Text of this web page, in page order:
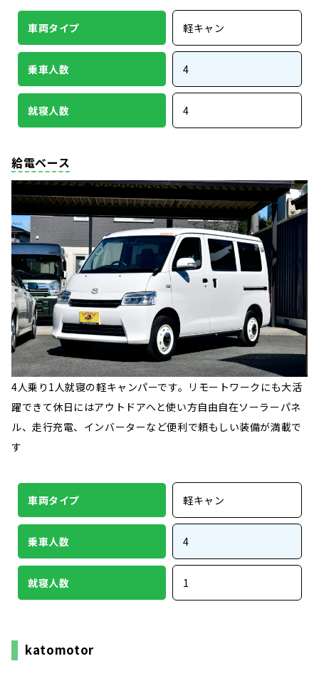
車両タイプ 軽キャン
乗車人数 4
就寝人数 4
給電ベース
4人乗り1人就寝の軽キャンパーです。リモートワークにも大活
躍できて休日にはアウトドアへと使い方自由自在ソーラーパネ
ル、走行充電、インバーターなど便利で頼もしい装備が満載で
す
車両タイプ 軽キャン
乗車人数 4
就寝人数 1
katomotor